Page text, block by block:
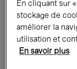
Rencontres
Musique
En cliquant sur
stockage de
améliorer la
utilisation et
En savoir plus